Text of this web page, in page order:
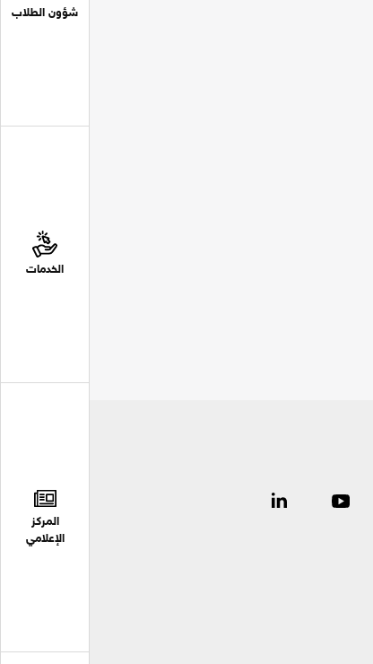
شؤون الطلاب
الخدمات
المركز
الإعلامي